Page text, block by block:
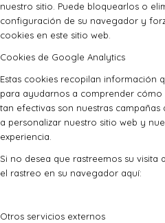
nuestro sitio. Puede bloquearlos o
configuración de su navegador y
cookies en este sitio web.
Cookies de Google Analytics
Estas cookies recopilan información
para ayudarnos a comprender cómo
tan efectivas son nuestras
a personalizar nuestro sitio web y
experiencia.
Si no desea que rastreemos su visita
el rastreo en su navegador aquí:
Otros servicios externos